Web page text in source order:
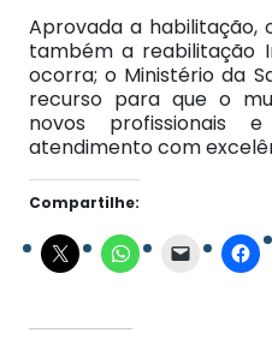
Aprovada a habilitação,
também a reabilitação
ocorra; o Ministério da
recurso para que o
novos
atendimento com
Compartilhe: